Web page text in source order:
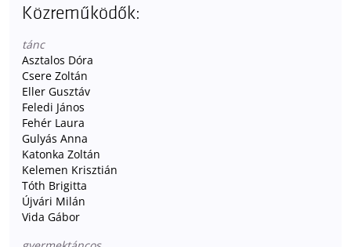
Közreműködők:
tánc
Asztalos Dóra
Csere Zoltán
Eller Gusztáv
Feledi János
Fehér Laura
Gulyás Anna
Katonka Zoltán
Kelemen Krisztián
Tóth Brigitta
Újvári Milán
Vida Gábor